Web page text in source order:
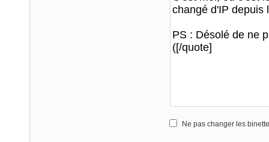
Ne pas changer les